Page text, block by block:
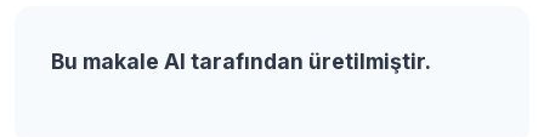
Bu makale AI tarafından üretilmiştir.